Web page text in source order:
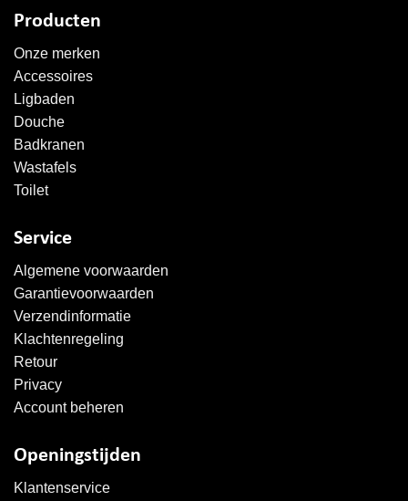
Producten
Onze merken
Accessoires
Ligbaden
Douche
Badkranen
Wastafels
Toilet
Service
Algemene voorwaarden
Garantievoorwaarden
Verzendinformatie
Klachtenregeling
Retour
Privacy
Account beheren
Openingstijden
Klantenservice